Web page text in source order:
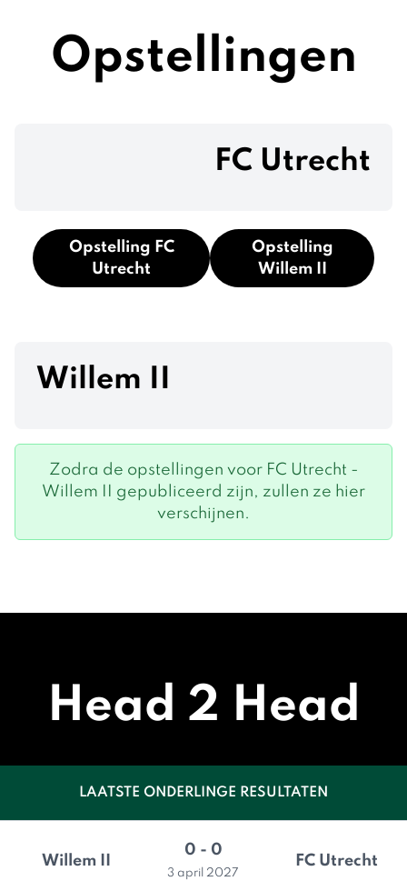
Opstellingen
FC Utrecht
Opstelling FC
Utrecht
Opstelling
Willem II
Willem II
Zodra de opstellingen voor FC Utrecht -
Willem II gepubliceerd zijn, zullen ze hier
verschijnen.
Head 2 Head
LAATSTE ONDERLINGE RESULTATEN
Willem II
0 - 0
3 april 2027
FC Utrecht